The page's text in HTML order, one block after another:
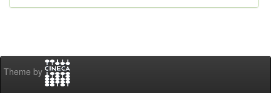
Theme by